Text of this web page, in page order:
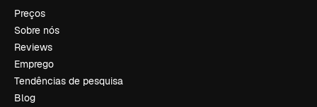
Preços
Sobre nós
Reviews
Emprego
Tendências de pesquisa
Blog